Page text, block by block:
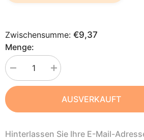
Zwischensumme: €9,37
Menge:
verringern
für
270
GESCHENKE
Menge
erhöhen
für
Himbeersaft
BIO
GESCHENKE
AUSVERKAUFT
Hinterlassen Sie Ihre E-Mail-